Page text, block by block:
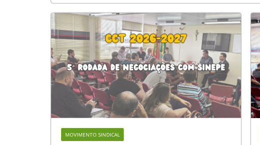
MOVIMENTO SINDICAL